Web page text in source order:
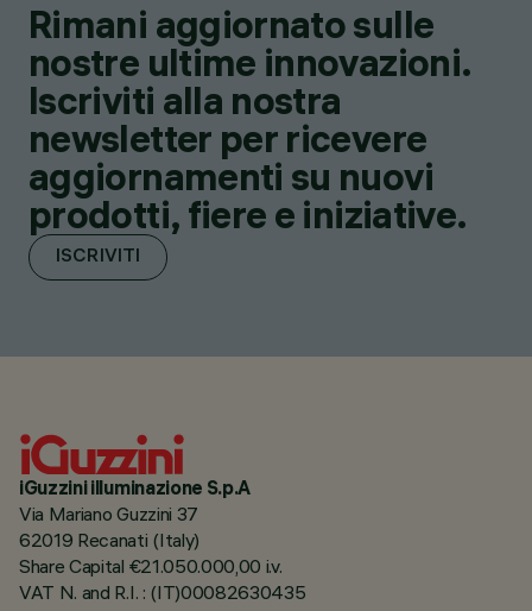
Rimani aggiornato sulle
nostre ultime innovazioni.
Iscriviti alla nostra
newsletter per ricevere
aggiornamenti su nuovi
prodotti, fiere e iniziative.
ISCRIVITI
iGuzzini illuminazione S.p.A
Via Mariano Guzzini 37
62019 Recanati (Italy)
Share Capital €21.050.000,00 i.v.
VAT N. and R.I. : (IT)00082630435